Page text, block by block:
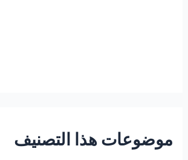
موضوعات هذا التصنيف